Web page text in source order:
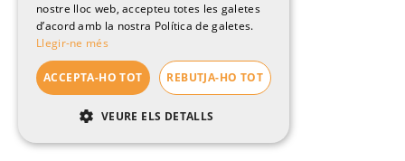
FRENCH
nostre lloc web, accepteu totes les galetes
d’acord amb la nostra Política de galetes.
Llegir-ne més
ACCEPTA-HO TOT REBUTJA-HO TOT
VEURE ELS DETALLS
ESTRICTAMENT NECESSÀRIES